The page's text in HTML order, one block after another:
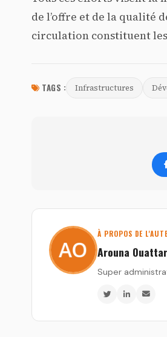
de l’offre et de la qualité
circulation constituent
TAGS : Infrastructures
À PROPOS DE
Arouna
Super